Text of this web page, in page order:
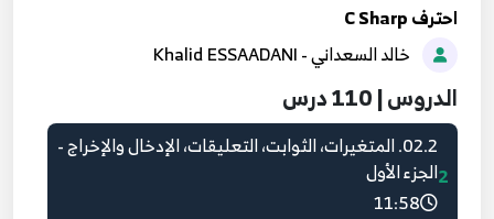
احترف C Sharp
خالد السعداني - Khalid ESSAADANI
الدروس | 110 درس
1
01.1. تحميل وتنصيب واستكشاف الفيجوال ستوديو
2012 بالإضافة إلى شرح مفهوم البرمجة.
12:17
2
02.2. المتغيرات، الثوابت، التعليقات، الإدخال والإخراج -
الجزء الأول
11:58